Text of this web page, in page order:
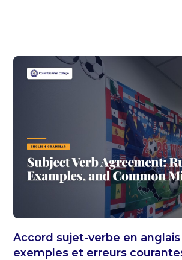
Accord sujet-verbe en
exemples et erreurs